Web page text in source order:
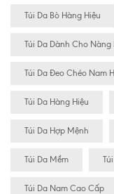
Túi Da Bò Hàng Hiệu
Túi Da Dành Cho Nàng
Túi Da Đeo Chéo Nam
Túi Da Hàng Hiệu
Túi Da Hợp Mệnh
Túi Da Mềm
Túi Da Nam Cao Cấp